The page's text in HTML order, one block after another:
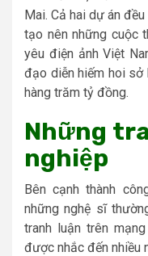
Mai. Cả hai dự án
tạo nên những cuộc
yêu điện ảnh Việt
đạo diễn hiếm hoi sở
hàng trăm tỷ đồng.
Những
nghiệp
Bên cạnh thành
những nghệ sĩ
tranh luận trên
được nhắc đến nhiều